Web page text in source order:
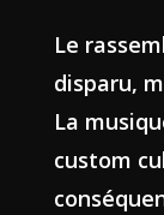
Le
disparu,
La
custom